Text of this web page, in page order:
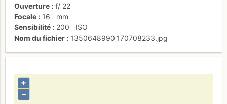
Ouverture
f/ 22
Focale
16
mm
Sensibilité
200
ISO
Nom du fichier
1350648990_170708233.jpg
+
–